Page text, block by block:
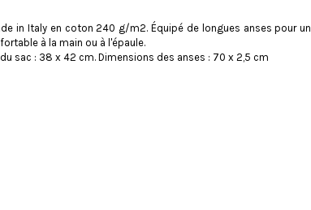
in Italy en coton 240 g/m2. Équipé de longues anses pour un
à la main ou à l'épaule.
sac : 38 x 42 cm. Dimensions des anses : 70 x 2,5 cm